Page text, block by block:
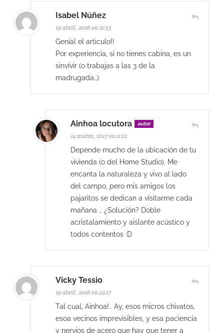
Isabel Núñez
19 abril, 2016 en 21:53
Genial el articulo!!
Por experiencia, si no tienes cabina, es un
sinvivir (o trabajas a las 3 de la
madrugada…)
Ainhoa locutora autor
14 marzo, 2017 en 11:12
Depende mucho de la ubicación de tu
vivienda (o del Home Studio). Me
encanta la naturaleza y vivo al lado
del campo, pero mis amigos los
pajaritos se dedican a visitarme cada
mañana … ¿Solución? Doble
acristalamiento y aislante acústico y
todos contentos :D
Vicky Tessio
19 abril, 2016 en 22:17
Tal cual, Ainhoa!.. Ay, esos micros chivatos,
esoa vecinos imprevisibles, y esa paciencia
y nervios de acero que hay que tener a